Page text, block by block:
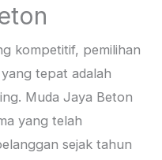
kompetitif, pemilihan
tepat adalah
Muda Jaya Beton
yang telah
sejak tahun